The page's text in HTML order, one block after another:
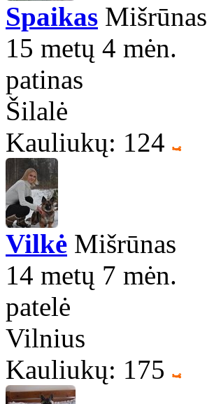
Spaikas Mišrūnas
15 metų 4 mėn.
patinas
Šilalė
Kauliukų: 124
Vilkė Mišrūnas
14 metų 7 mėn.
patelė
Vilnius
Kauliukų: 175